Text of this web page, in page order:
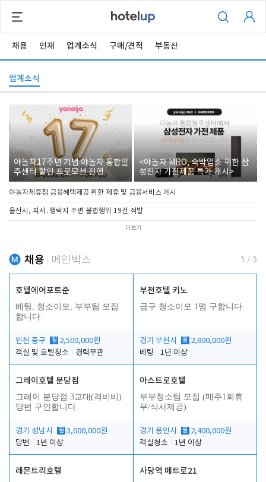
채용 인재 업계소식 구매/견적 부동산
업계소식
야놀자17주년 기념 야놀자 통합발
주센터 할인 프로모션 진행
<야놀자 MRO, 숙박업소 위한 삼
성전자 가전제품 특가 개시>
야놀자제휴점 금융혜택제공 위한 제휴 및 금융서비스 게시
울산시, 피서․행락지 주변 불법행위 19건 적발
더보기
채용 메인박스 1 / 3
호텔에어포트준
베팅, 청소이모, 부부팀 모집
합니다.
인천 중구 월 2,500,000원
객실 및 호텔청소
경력무관
부천호텔 키노
급구 청소이모 1명 구합니다.
경기 부천시 월 2,800,000원
베팅
1년 이상
그레이호텔 분당점
그레이 분당점 3교대(격비비)
당번 구인합니다.
경기 성남시 월 3,000,000원
당번
1년 이상
아스트로호텔
부부청소팀 모집 (매주1회휴
무/식사제공)
경기 용인시 월 2,400,000원
객실청소
1년 이상
레몬트리호텔 사당역 메트로21